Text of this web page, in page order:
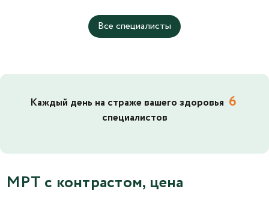
Все специалисты
Каждый день на страже вашего здоровья 6
специалистов
МРТ с контрастом, цена